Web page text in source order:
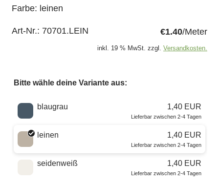
Farbe: leinen
Art-Nr.: 70701.LEIN €1.40/Meter
inkl. 19 % MwSt. zzgl. Versandkosten.
Bitte wähle deine Variante aus:
Wähle eine Farbe
blaugrau 1,40 EUR
Lieferbar zwischen 2-4 Tagen
leinen 1,40 EUR
Lieferbar zwischen 2-4 Tagen
seidenweiß 1,40 EUR
Lieferbar zwischen 2-4 Tagen